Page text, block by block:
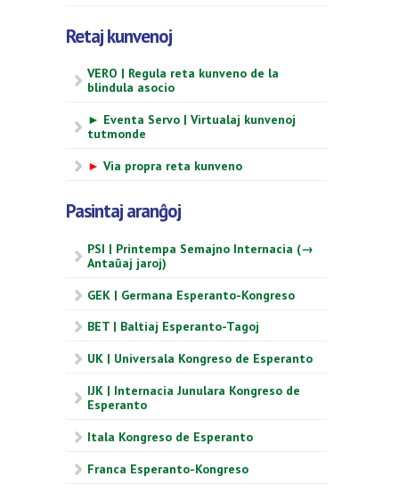
Retaj kunvenoj
VERO | Regula reta kunveno de la
blindula asocio
► Eventa Servo | Virtualaj kunvenoj
tutmonde
► Via propra reta kunveno
Pasintaj aranĝoj
PSI | Printempa Semajno Internacia (→
Antaŭaj jaroj)
GEK | Germana Esperanto-Kongreso
BET | Baltiaj Esperanto-Tagoj
UK | Universala Kongreso de Esperanto
IJK | Internacia Junulara Kongreso de
Esperanto
Itala Kongreso de Esperanto
Franca Esperanto-Kongreso